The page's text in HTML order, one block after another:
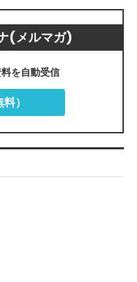
(メルマガ)
を自動受信
）